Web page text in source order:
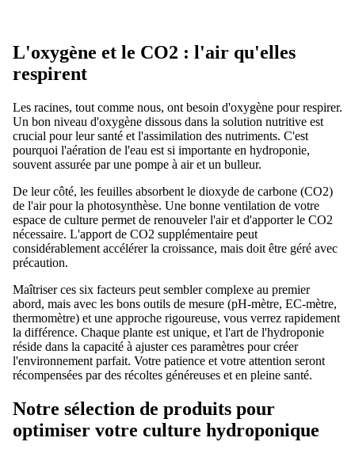
L'oxygène et le CO2 : l'air qu'elles
respirent
Les racines, tout comme nous, ont besoin d'oxygène pour respirer.
Un bon niveau d'oxygène dissous dans la solution nutritive est
crucial pour leur santé et l'assimilation des nutriments. C'est
pourquoi l'aération de l'eau est si importante en hydroponie,
souvent assurée par une pompe à air et un bulleur.
De leur côté, les feuilles absorbent le dioxyde de carbone (CO2)
de l'air pour la photosynthèse. Une bonne ventilation de votre
espace de culture permet de renouveler l'air et d'apporter le CO2
nécessaire. L'apport de CO2 supplémentaire peut
considérablement accélérer la croissance, mais doit être géré avec
précaution.
Maîtriser ces six facteurs peut sembler complexe au premier
abord, mais avec les bons outils de mesure (pH-mètre, EC-mètre,
thermomètre) et une approche rigoureuse, vous verrez rapidement
la différence. Chaque plante est unique, et l'art de l'hydroponie
réside dans la capacité à ajuster ces paramètres pour créer
l'environnement parfait. Votre patience et votre attention seront
récompensées par des récoltes généreuses et en pleine santé.
Notre sélection de produits pour
optimiser votre culture hydroponique